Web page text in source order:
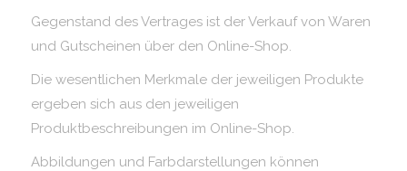
Gegenstand des Vertrages ist der Verkauf von Waren
und Gutscheinen über den Online-Shop.
Die wesentlichen Merkmale der jeweiligen Produkte
ergeben sich aus den jeweiligen
Produktbeschreibungen im Online-Shop.
Abbildungen und Farbdarstellungen können